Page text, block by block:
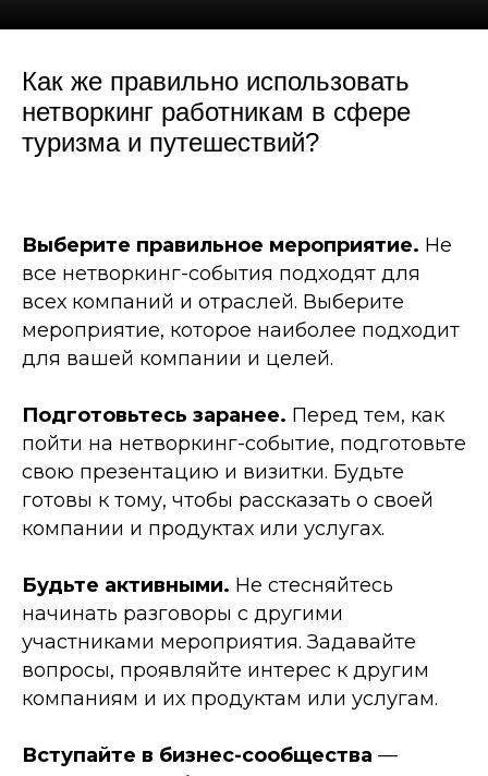
Как же правильно использовать
нетворкинг работникам в сфере
туризма и путешествий?
Выберите правильное мероприятие. Не
все нетворкинг-события подходят для
всех компаний и отраслей. Выберите
мероприятие, которое наиболее подходит
для вашей компании и целей.
Подготовьтесь заранее. Перед тем, как
пойти на нетворкинг-событие, подготовьте
свою презентацию и визитки. Будьте
готовы к тому, чтобы рассказать о своей
компании и продуктах или услугах.
Будьте активными. Не стесняйтесь
начинать разговоры с другими
участниками мероприятия. Задавайте
вопросы, проявляйте интерес к другим
компаниям и их продуктам или услугам.
Вступайте в бизнес-сообщества —